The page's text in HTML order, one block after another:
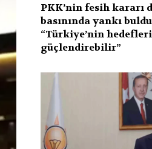
PKK’nin fesih kararı
basınında yankı
“Türkiye’nin
güçlendirebilir”